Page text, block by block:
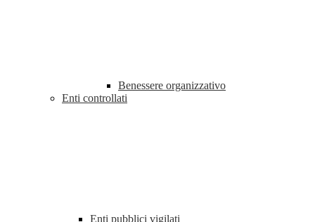
Benessere organizzativo
Enti controllati
Enti pubblici vigilati